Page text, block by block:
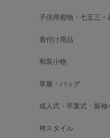
子供用着物・七五三・
着付け用品
和装小物
草履・バッグ
成人式・卒業式・振袖
袴スタイル